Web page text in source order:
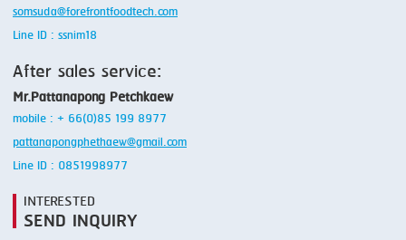
somsuda@forefrontfoodtech.com
Line ID : ssnim18
After sales service:
Mr.Pattanapong Petchkaew
mobile : + 66(0)85 199 8977
pattanapongphethaew@gmail.com
Line ID : 0851998977
INTERESTED
SEND INQUIRY